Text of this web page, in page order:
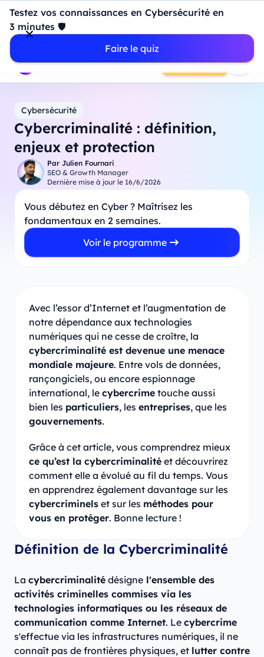
Testez vos connaissances en Cybersécurité en
3 minutes 🛡️
Faire le quiz
Introduction à Power BI : construisez votre premier
dashboard de A à Z
- Mardi 11 Août à 18h00
Professionnels
Étudiants Parents Entreprises
Prendre RDV
Cybersécurité
Cybercriminalité : définition,
enjeux et protection
Par Julien Fournari
SEO & Growth Manager
Dernière mise à jour le 16/6/2026
Vous débutez en Cyber ? Maîtrisez les
fondamentaux en 2 semaines.
Voir le programme
Avec l’essor d’Internet et l’augmentation de
notre dépendance aux technologies
numériques qui ne cesse de croître, la
cybercriminalité est devenue une menace
mondiale majeure. Entre vols de données,
rançongiciels, ou encore espionnage
international, le cybercrime touche aussi
bien les particuliers, les entreprises, que les
gouvernements.
Grâce à cet article, vous comprendrez mieux
ce qu’est la cybercriminalité et découvrirez
comment elle a évolué au fil du temps. Vous
en apprendrez également davantage sur les
cybercriminels et sur les méthodes pour
vous en protéger. Bonne lecture !
Définition de la Cybercriminalité
La cybercriminalité désigne l'ensemble des
activités criminelles commises via les
technologies informatiques ou les réseaux de
communication comme Internet. Le cybercrime
s'effectue via les infrastructures numériques, il ne
connaît pas de frontières physiques, et lutter contre